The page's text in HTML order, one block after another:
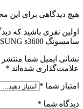
هیچ دیدگاهی برای
اولین نفری باشید که
سامسونگ FLEX CABLE SAMSUNG s3600”
نشانی ایمیل شما
علامت‌گذاری شده‌اند *
امتیاز شما *
دیدگاه شما *